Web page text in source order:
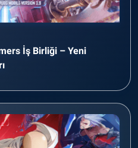
İş Birliği – Yeni